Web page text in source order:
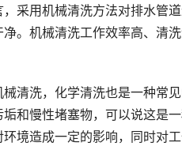
采用机械清洗方法对排水管
。机械清洗工作效率高、清
清洗，化学清洗也是一种常
和慢性堵塞物，可以说这是
境造成一定的影响，同时对